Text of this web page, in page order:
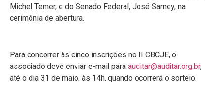
Michel Temer, e do Senado Federal, José Sarney, na
cerimônia de abertura.
Para concorrer às cinco inscrições no II CBCJE, o
associado deve enviar e-mail para auditar@auditar.org.br,
até o dia 31 de maio, às 14h, quando ocorrerá o sorteio.